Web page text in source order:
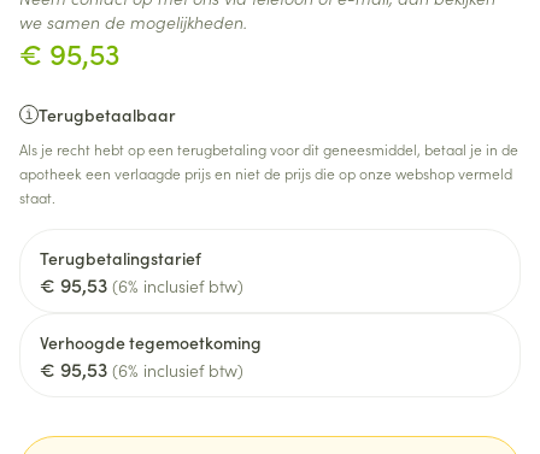
€ 95,53
Terugbetaalbaar
Als je recht hebt op een terugbetaling voor dit geneesmiddel, betaal je in de
apotheek een verlaagde prijs en niet de prijs die op onze webshop vermeld
staat.
Terugbetalingstarief
€ 95,53 (6% inclusief btw)
Verhoogde tegemoetkoming
€ 95,53 (6% inclusief btw)
we samen de mogelijkheden.